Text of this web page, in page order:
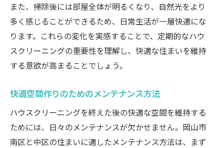
また、掃除後には部屋全体が明るくなり、自然光をより
多く感じることができるため、日常生活が一層快適にな
ります。これらの変化を実感することで、定期的なハウ
スクリーニングの重要性を理解し、快適な住まいを維持
する意欲が高まることでしょう。
快適空間作りのためのメンテナンス方法
ハウスクリーニングを終えた後の快適な空間を維持する
ためには、日々のメンテナンスが欠かせません。岡山市
南区と中区の住まいに適したメンテナンス方法は、まず